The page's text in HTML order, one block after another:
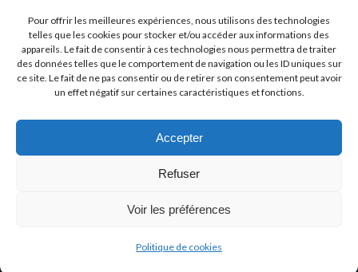
Pour offrir les meilleures expériences, nous utilisons des technologies
telles que les cookies pour stocker et/ou accéder aux informations des
appareils. Le fait de consentir à ces technologies nous permettra de traiter
des données telles que le comportement de navigation ou les ID uniques sur
ce site. Le fait de ne pas consentir ou de retirer son consentement peut avoir
un effet négatif sur certaines caractéristiques et fonctions.
Accepter
Refuser
Voir les préférences
Politique de cookies